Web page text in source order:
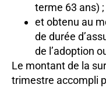
terme 63 ans) ;
et obtenu au
de durée
de l’adoption
Le montant de la
trimestre accompli